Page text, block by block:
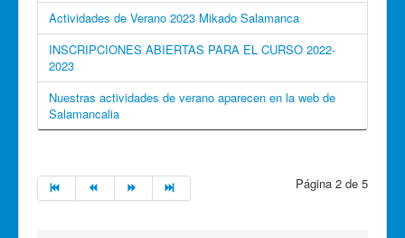
Actividades de Verano 2023 Mikado Salamanca
INSCRIPCIONES ABIERTAS PARA EL CURSO 2022-
2023
Nuestras actividades de verano aparecen en la web de
Salamancalia
Página 2 de 5